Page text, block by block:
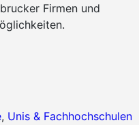
Firmen und
, Unis & Fachhochschulen